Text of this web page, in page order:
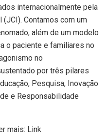
internacionalmente pela
Contamos com um
além de um modelo
o paciente e familiares no
no
por três pilares
Pesquisa, Inovação
e Responsabilidade
mais: Link